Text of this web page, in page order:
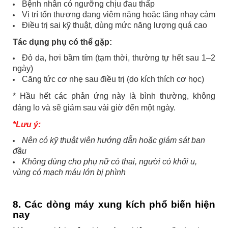
Bệnh nhân có ngưỡng chịu đau thấp
Vị trí tổn thương đang viêm nặng hoặc tăng nhạy cảm
Điều trị sai kỹ thuật, dùng mức năng lượng quá cao
Tác dụng phụ có thể gặp:
Đỏ da, hơi bầm tím (tạm thời, thường tự hết sau 1–2
ngày)
Căng tức cơ nhẹ sau điều trị (do kích thích cơ học)
* Hầu hết các phản ứng này là bình thường, không
đáng lo và sẽ giảm sau vài giờ đến một ngày.
*Lưu ý:
Nên có kỹ thuật viên hướng dẫn hoặc giám sát ban
đầu
Không dùng cho phụ nữ có thai, người có khối u,
vùng có mạch máu lớn bị phình
8. Các dòng máy xung kích phổ biến hiện
nay